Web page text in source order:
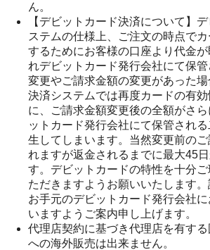
ん。
【デビットカード決済について】
ステムの仕様上、ご注文の時点で
するためにお客様の口座より代金
れデビットカード発行会社にて保
変更やご請求金額の変更があった
決済システムでは再度カードの有
に、ご請求金額変更後の全額がさ
ットカード発行会社にて保管され
生してしまいます。当然変更前の
れますが返金されるまでに最大45
す。デビットカードの特性を十分
ただきますようお願いいたします
お手元のデビットカード発行会社
いますようご案内申し上げます。
代理店契約に基づき代理店を有す
への海外販売は出来ません。